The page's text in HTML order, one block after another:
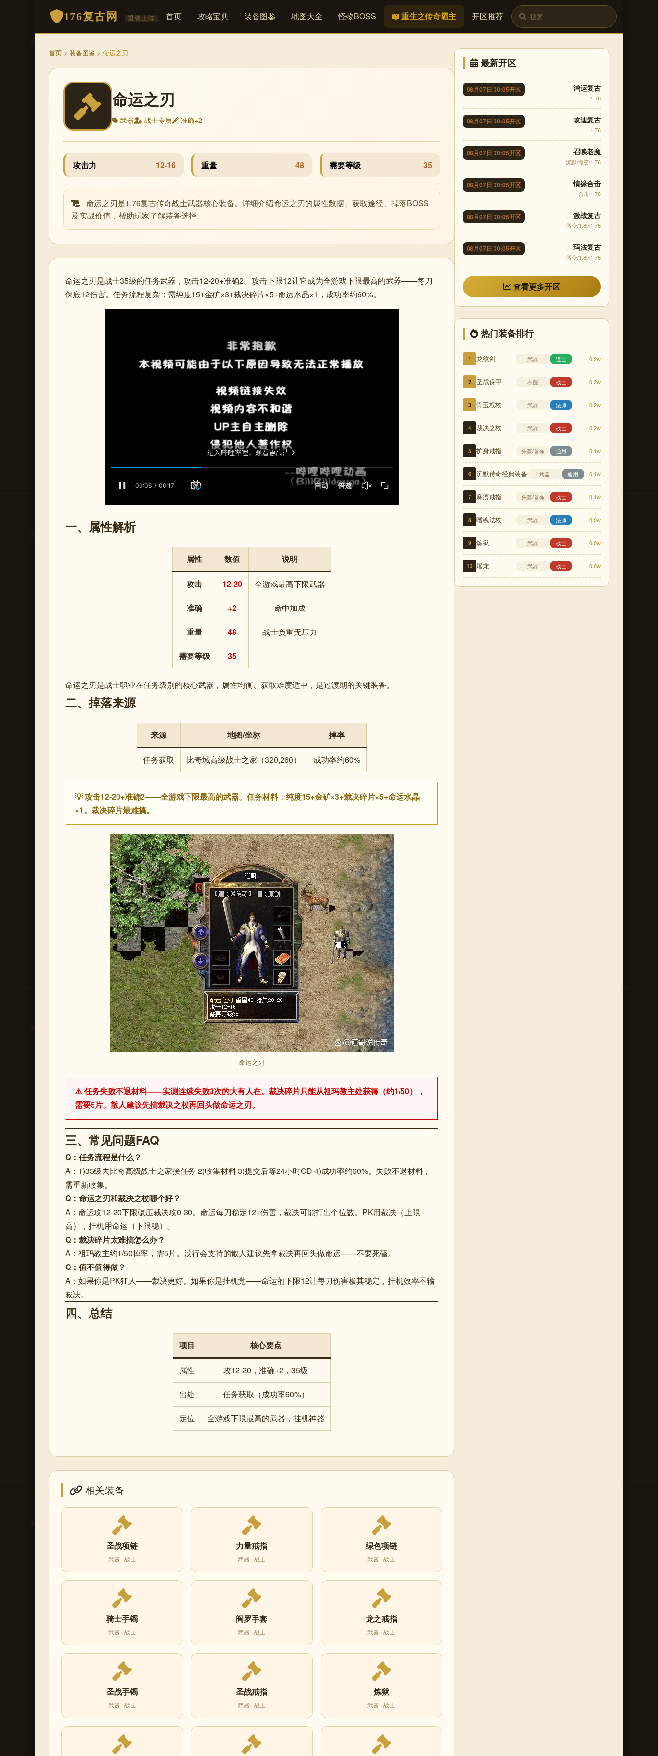
176复古网 重装上阵 首页 攻略宝典 装备图鉴 地图大全 怪物BOSS 📖 重生之传奇霸主 开区推荐
首页 > 装备图鉴 > 命运之刃
命运之刃
武器 战士专属 准确+2
攻击力 12-16 重量 48 需要等级 35
命运之刃是1.76复古传奇战士武器核心装备。详细介绍命运之刃的属性数据、获取途径、掉落BOSS
及实战价值，帮助玩家了解装备选择。
命运之刃是战士35级的任务武器，攻击12-20+准确2。攻击下限12让它成为全游戏下限最高的武器——每刀
保底12伤害。任务流程复杂：需纯度15+金矿×3+裁决碎片×5+命运水晶×1，成功率约60%。
一、属性解析
属性 数值 说明
攻击 12-20 全游戏最高下限武器
准确 +2 命中加成
重量 48 战士负重无压力
需要等级 35
命运之刃是战士职业在任务级别的核心武器，属性均衡、获取难度适中，是过渡期的关键装备。
二、掉落来源
来源 地图/坐标 掉率
任务获取 比奇城高级战士之家（320,260） 成功率约60%
💡 攻击12-20+准确2——全游戏下限最高的武器。任务材料：纯度15+金矿×3+裁决碎片×5+命运水晶
×1。裁决碎片最难搞。
命运之刃
⚠️ 任务失败不退材料——实测连续失败3次的大有人在。裁决碎片只能从祖玛教主处获得（约1/50），
需要5片。散人建议先搞裁决之杖再回头做命运之刃。
三、常见问题FAQ
Q：任务流程是什么？
A：1)35级去比奇高级战士之家接任务 2)收集材料 3)提交后等24小时CD 4)成功率约60%。失败不退材料，
需重新收集。
Q：命运之刃和裁决之杖哪个好？
A：命运攻12-20下限碾压裁决攻0-30。命运每刀稳定12+伤害，裁决可能打出个位数。PK用裁决（上限
高），挂机用命运（下限稳）。
Q：裁决碎片太难搞怎么办？
A：祖玛教主约1/50掉率，需5片。没行会支持的散人建议先拿裁决再回头做命运——不要死磕。
Q：值不值得做？
A：如果你是PK狂人——裁决更好。如果你是挂机党——命运的下限12让每刀伤害极其稳定，挂机效率不输
裁决。
四、总结
项目 核心要点
属性 攻12-20，准确+2，35级
出处 任务获取（成功率60%）
定位 全游戏下限最高的武器，挂机神器
相关装备
圣战项链
武器 · 战士
力量戒指
武器 · 战士
绿色项链
武器 · 战士
骑士手镯
武器 · 战士
阎罗手套
武器 · 战士
龙之戒指
武器 · 战士
圣战手镯
武器 · 战士
圣战戒指
武器 · 战士
炼狱
武器 · 战士
最新开区
08月07日 00:05开区 鸿运复古
1.76
08月07日 00:05开区 攻速复古
1.76
08月07日 00:05开区 召唤老魔
沉默/微变/1.76
08月07日 00:05开区 情缘合击
合击/1.76
08月07日 00:05开区 激战复古
微变/1.80/1.76
08月07日 00:05开区 玛法复古
微变/1.80/1.76
查看更多开区
热门装备排行
1 龙纹剑 武器 道士 0.2w
2 圣战保甲 衣服 战士 0.2w
3 骨玉权杖 武器 法师 0.2w
4 裁决之杖 武器 战士 0.2w
5 护身戒指 头盔/首饰 通用 0.1w
6 沉默传奇经典装备 武器 通用 0.1w
7 麻痹戒指 头盔/首饰 战士 0.1w
8 嗜魂法杖 武器 法师 0.0w
9 炼狱 武器 战士 0.0w
10 屠龙 武器 战士 0.0w